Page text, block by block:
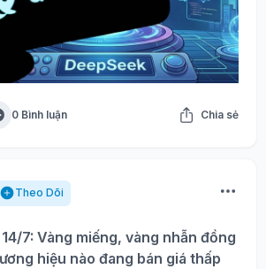
0 Bình luận Chia sẻ
Theo Dõi
7: Vàng miếng, vàng nhẫn đồng
hiệu nào đang bán giá thấp